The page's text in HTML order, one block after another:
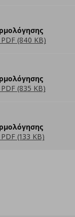
(840 KB)
(835 KB)
(133 KB)